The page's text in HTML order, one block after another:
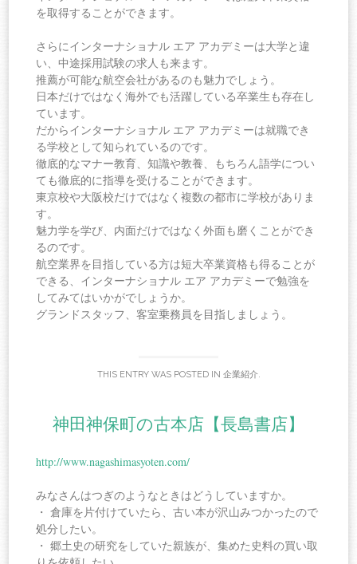
を取得することができます。
さらにインターナショナル エア アカデミーは大学と違
い、中途採用試験の求人も来ます。
推薦が可能な航空会社があるのも魅力でしょう。
日本だけではなく海外でも活躍している卒業生も存在し
ています。
だからインターナショナル エア アカデミーは就職でき
る学校として知られているのです。
徹底的なマナー教育、知識や教養、もちろん語学につい
ても徹底的に指導を受けることができます。
東京校や大阪校だけではなく複数の都市に学校がありま
す。
魅力学を学び、内面だけではなく外面も磨くことができ
るのです。
航空業界を目指している方は短大卒業資格も得ることが
できる、インターナショナル エア アカデミーで勉強を
してみてはいかがでしょうか。
グランドスタッフ、客室乗務員を目指しましょう。
THIS ENTRY WAS POSTED IN 企業紹介.
神田神保町の古本店【長島書店】
http://www.nagashimasyoten.com/
みなさんはつぎのようなときはどうしていますか。
・ 倉庫を片付けていたら、古い本が沢山みつかったので
処分したい。
・ 郷土史の研究をしていた親族が、集めた史料の買い取